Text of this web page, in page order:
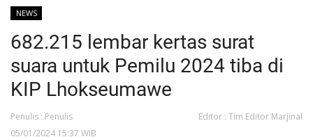
Beranda
NEWS
Redaksi
EDUKASI
NEWS
682.215 lembar kertas surat
suara untuk Pemilu 2024 tiba di
KIP Lhokseumawe
Penulis : Penulis
Editor : Tim Editor Marjinal
05/01/2024 15:37 WIB